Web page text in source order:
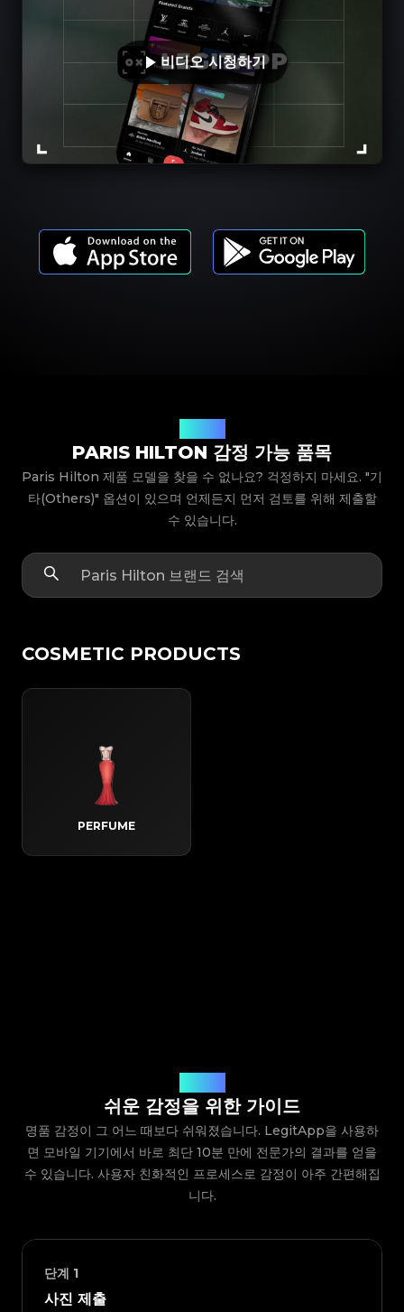
비디오 시청하기
PARIS HILTON 감정 가능 품목
Paris Hilton 제품 모델을 찾을 수 없나요? 걱정하지 마세요. "기
타(Others)" 옵션이 있으며 언제든지 먼저 검토를 위해 제출할
수 있습니다.
COSMETIC PRODUCTS
PERFUME
쉬운 감정을 위한 가이드
명품 감정이 그 어느 때보다 쉬워졌습니다. LegitApp을 사용하
면 모바일 기기에서 바로 최단 10분 만에 전문가의 결과를 얻을
수 있습니다. 사용자 친화적인 프로세스로 감정이 아주 간편해집
니다.
단계 1
사진 제출